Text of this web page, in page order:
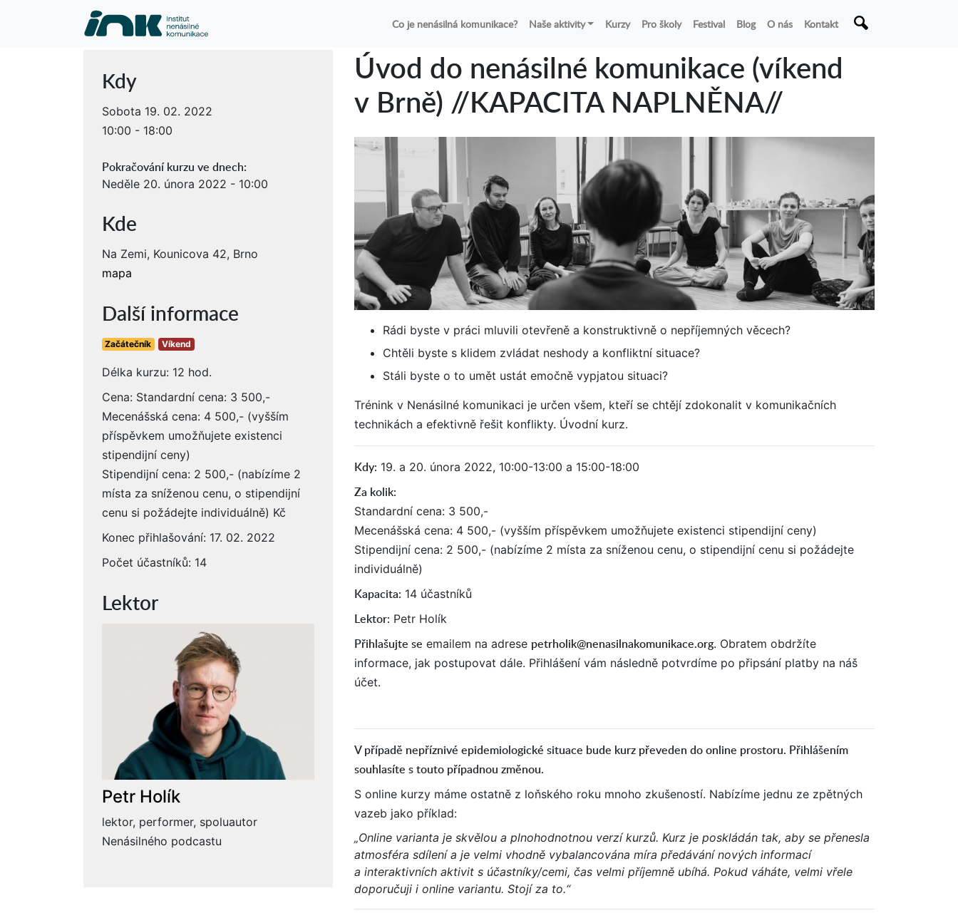
Co je nenásilná komunikace? Naše aktivity Kurzy Pro školy Festival Blog O nás Kontakt
Kdy
Sobota 19. 02. 2022
10:00 - 18:00
Pokračování kurzu ve dnech:
Neděle 20. února 2022 - 10:00
Kde
Na Zemi, Kounicova 42, Brno
mapa
Další informace
Začátečník Víkend
Délka kurzu: 12 hod.
Cena: Standardní cena: 3 500,-
Mecenášská cena: 4 500,- (vyšším
příspěvkem umožňujete existenci
stipendijní ceny)
Stipendijní cena: 2 500,- (nabízíme 2
místa za sníženou cenu, o stipendijní
cenu si požádejte individuálně) Kč
Konec přihlašování: 17. 02. 2022
Počet účastníků: 14
Lektor
Petr Holík
lektor, performer, spoluautor
Nenásilného podcastu
Úvod do nenásilné komunikace (víkend
v Brně) //KAPACITA NAPLNĚNA//
Rádi byste v práci mluvili otevřeně a konstruktivně o nepříjemných věcech?
Chtěli byste s klidem zvládat neshody a konfliktní situace?
Stáli byste o to umět ustát emočně vypjatou situaci?
Trénink v Nenásilné komunikaci je určen všem, kteří se chtějí zdokonalit v komunikačních
technikách a efektivně řešit konflikty. Úvodní kurz.
Kdy: 19. a 20. února 2022, 10:00-13:00 a 15:00-18:00
Za kolik:
Standardní cena: 3 500,-
Mecenášská cena: 4 500,- (vyšším příspěvkem umožňujete existenci stipendijní ceny)
Stipendijní cena: 2 500,- (nabízíme 2 místa za sníženou cenu, o stipendijní cenu si požádejte
individuálně)
Kapacita: 14 účastníků
Lektor: Petr Holík
Přihlašujte se emailem na adrese petrholik@nenasilnakomunikace.org. Obratem obdržíte
informace, jak postupovat dále. Přihlášení vám následně potvrdíme po připsání platby na náš
účet.
V případě nepříznivé epidemiologické situace bude kurz převeden do online prostoru. Přihlášením
souhlasíte s touto případnou změnou.
S online kurzy máme ostatně z loňského roku mnoho zkušeností. Nabízíme jednu ze zpětných
vazeb jako příklad:
„Online varianta je skvělou a plnohodnotnou verzí kurzů. Kurz je poskládán tak, aby se přenesla
atmosféra sdílení a je velmi vhodně vybalancována míra předávání nových informací
a interaktivních aktivit s účastníky/cemi, čas velmi příjemně ubíhá. Pokud váháte, velmi vřele
doporučuji i online variantu. Stojí za to.“